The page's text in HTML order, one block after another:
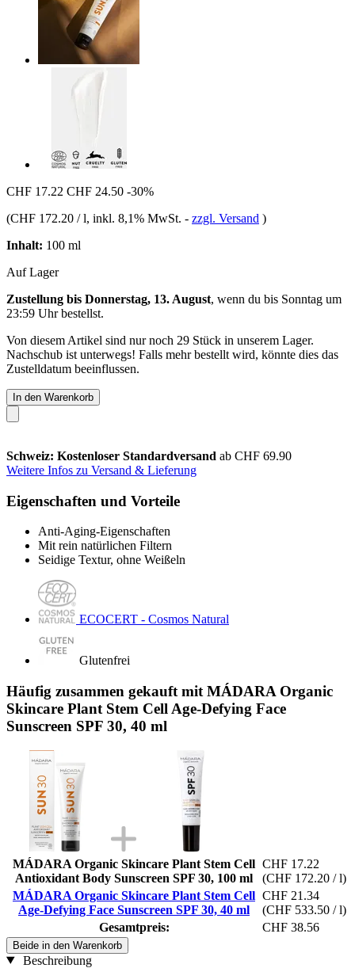
CHF 17.22 CHF 24.50 -30%
(CHF 172.20 / l, inkl. 8,1% MwSt. - zzgl. Versand )
Inhalt: 100 ml
Auf Lager
Zustellung bis Donnerstag, 13. August, wenn du bis Sonntag um
23:59 Uhrbestellst.
Von diesem Artikel sind nur noch 29 Stück in unserem Lager.
Nachschub ist unterwegs! Falls mehr bestellt wird, könnte dies das
Zustelldatum beeinflussen.
In den Warenkorb
Schweiz: Kostenloser Standardversand ab CHF 69.90
Weitere Infos zu Versand & Lieferung
Eigenschaften und Vorteile
Anti-Aging-Eigenschaften
Mit rein natürlichen Filtern
Seidige Textur, ohne Weißeln
ECOCERT - Cosmos Natural
Glutenfrei
Häufig zusammen gekauft mit MÁDARA Organic
Skincare Plant Stem Cell Age-Defying Face
Sunscreen SPF 30, 40 ml
MÁDARA Organic Skincare Plant Stem Cell
Antioxidant Body Sunscreen SPF 30, 100 ml
CHF 17.22
(CHF 172.20 / l)
MÁDARA Organic Skincare Plant Stem Cell
Age-Defying Face Sunscreen SPF 30, 40 ml
CHF 21.34
(CHF 533.50 / l)
Gesamtpreis:
CHF 38.56
Beide in den Warenkorb
Beschreibung